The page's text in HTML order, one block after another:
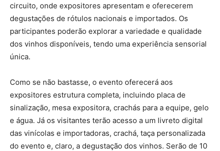
circuito, onde expositores apresentam e oferecerem
degustações de rótulos nacionais e importados. Os
participantes poderão explorar a variedade e qualidade
dos vinhos disponíveis, tendo uma experiência sensorial
única.
Como se não bastasse, o evento oferecerá aos
expositores estrutura completa, incluindo placa de
sinalização, mesa expositora, crachás para a equipe, gelo
e água. Já os visitantes terão acesso a um livreto digital
das vinícolas e importadoras, crachá, taça personalizada
do evento e, claro, a degustação dos vinhos. Serão de 10